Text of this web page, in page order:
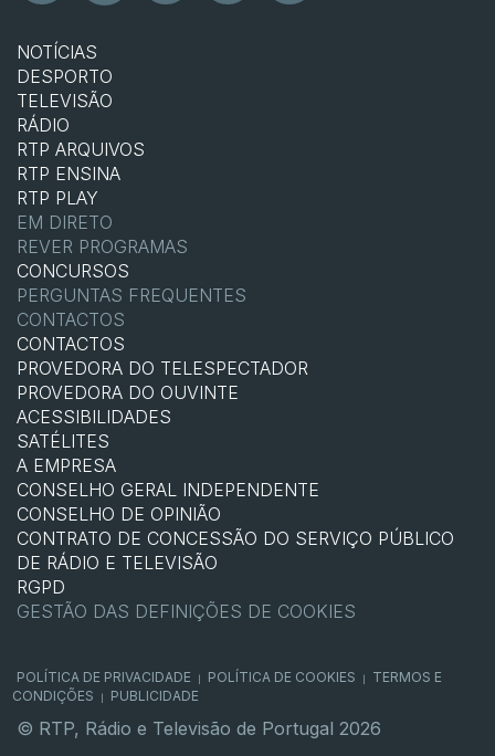
NOTÍCIAS
DESPORTO
TELEVISÃO
RÁDIO
RTP ARQUIVOS
RTP ENSINA
RTP PLAY
EM DIRETO
REVER PROGRAMAS
CONCURSOS
PERGUNTAS FREQUENTES
CONTACTOS
CONTACTOS
PROVEDORA DO TELESPECTADOR
PROVEDORA DO OUVINTE
ACESSIBILIDADES
SATÉLITES
A EMPRESA
CONSELHO GERAL INDEPENDENTE
CONSELHO DE OPINIÃO
CONTRATO DE CONCESSÃO DO SERVIÇO PÚBLICO
DE RÁDIO E TELEVISÃO
RGPD
GESTÃO DAS DEFINIÇÕES DE COOKIES
POLÍTICA DE PRIVACIDADE POLÍTICA DE COOKIES
TERMOS E
CONDIÇÕES
PUBLICIDADE
© RTP, Rádio e Televisão de Portugal 2026